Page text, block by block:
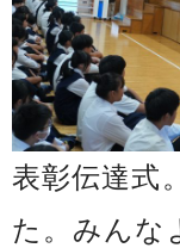
表彰伝達式
た。みんな